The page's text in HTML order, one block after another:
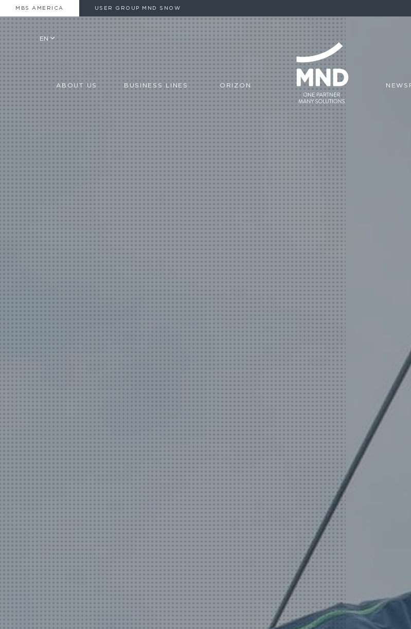
MBS AMERICA USER GROUP MND SNOW
EN
ABOUT US BUSINESS LINES ORIZON